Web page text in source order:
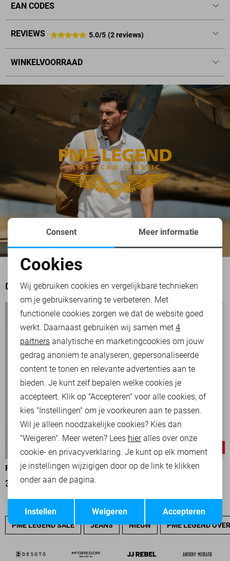
EAN CODES
REVIEWS 5.0/5 (2 reviews)
WINKELVOORRAAD
OOK HET BEKIJKEN WAARD
-50%
PME LEGEND POLO
35,00 69,99
PME LEGEND POLO
PME LEGEND SALE JEANS NIEUW PME LEGEND
Noodzakelijke cookies
Personalisatie cookies
Analytische cookies
Marketing cookies
Opslaan
Consent Meer informatie
Cookies
Wij gebruiken cookies en vergelijkbare technieken
om je gebruikservaring te verbeteren. Met
functionele cookies zorgen we dat de website goed
werkt. Daarnaast gebruiken wij samen met 4
partners analytische en marketingcookies om jouw
gedrag anoniem te analyseren, gepersonaliseerde
content te tonen en relevante advertenties aan te
bieden. Je kunt zelf bepalen welke cookies je
accepteert. Klik op "Accepteren" voor alle cookies, of
kies "Instellingen" om je voorkeuren aan te passen.
Wil je alleen noodzakelijke cookies? Kies dan
"Weigeren". Meer weten? Lees hieralles over onze
cookie- en privacyverklaring. Je kunt op elk moment
je instellingen wijzigigen door op de link te klikken
onder aan de pagina.
Accepteren
Weigeren
Instellen